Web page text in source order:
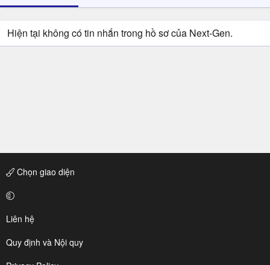
Hiện tại không có tin nhắn trong hồ sơ của Next-Gen.
Chọn giao diện
Liên hệ
Quy định và Nội quy